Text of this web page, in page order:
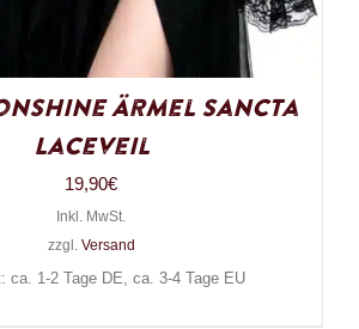
Ärmel Sancta
Laceveil
19,90€
Inkl. MwSt.
zzgl. Versand
ca. 1-2 Tage DE, ca. 3-4 Tage EU